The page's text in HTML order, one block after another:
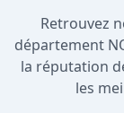
Retrouvez
département
la réputation
les